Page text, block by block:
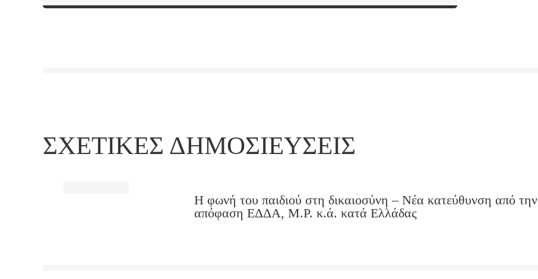
ΣΧΕΤΙΚΈΣ ΔΗΜΟΣΙΕΎΣΕΙΣ
Η φωνή του παιδιού στη δικαιοσύνη – Nέα κατεύθυνση από την
απόφαση ΕΔΔΑ, M.P. κ.ά. κατά Ελλάδας